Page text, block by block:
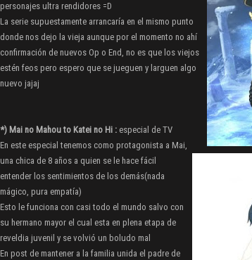
personajes ultra rendidores =D
La serie supuestamente arrancaría en el mismo punto
donde nos dejo la vieja aunque por el momento no ahí
confirmación de nuevos Op o End, no es que los viejos
estén feos pero espero que se jueguen y larguen algo
nuevo jajaj
*) Mai no Mahou to Katei no Hi : especial de TV
En este especial tenemos como protagonista a Mai,
una chica de 8 años a quien se le hace fácil
entender los sentimientos de los demás(nada
mágico, pura empatía)
Esto le funciona con casi todo el mundo salvo con
su hermano mayor el cual esta en plena etapa de
reveldia juvenil y se volvió un boludo mal
En post de mantener a la familia unida el padre de